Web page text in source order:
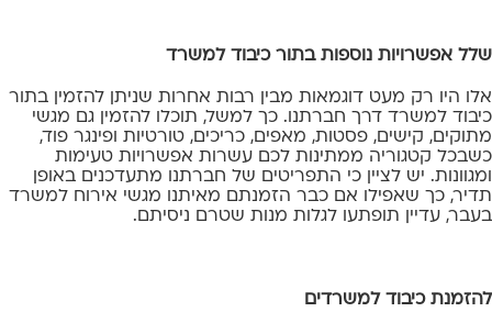
שלל אפשרויות נוספות בתור כיבוד למשרד
אלו היו רק מעט דוגמאות מבין רבות אחרות שניתן להזמין בתור
כיבוד למשרד דרך חברתנו. כך למשל, תוכלו להזמין גם מגשי
מתוקים, קישים, פסטות, מאפים, כריכים, טורטיות ופינגר פוד,
כשבכל קטגוריה ממתינות לכם עשרות אפשרויות טעימות
ומגוונות. יש לציין כי התפריטים של חברתנו מתעדכנים באופן
תדיר, כך שאפילו אם כבר הזמנתם מאיתנו מגשי אירוח למשרד
בעבר, עדיין תופתעו לגלות מנות שטרם ניסיתם.
להזמנת כיבוד למשרדים